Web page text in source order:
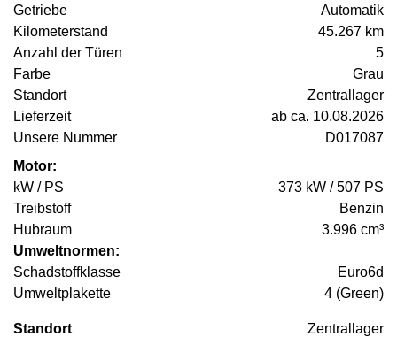
Getriebe
Automatik
Kilometerstand
45.267 km
Anzahl der Türen
5
Farbe
Grau
Standort
Zentrallager
Lieferzeit
ab ca. 10.08.2026
Unsere Nummer
D017087
Motor:
kW / PS
373 kW / 507 PS
Treibstoff
Benzin
Hubraum
3.996 cm³
Umweltnormen:
Schadstoffklasse
Euro6d
Umweltplakette
4 (Green)
Standort Zentrallager